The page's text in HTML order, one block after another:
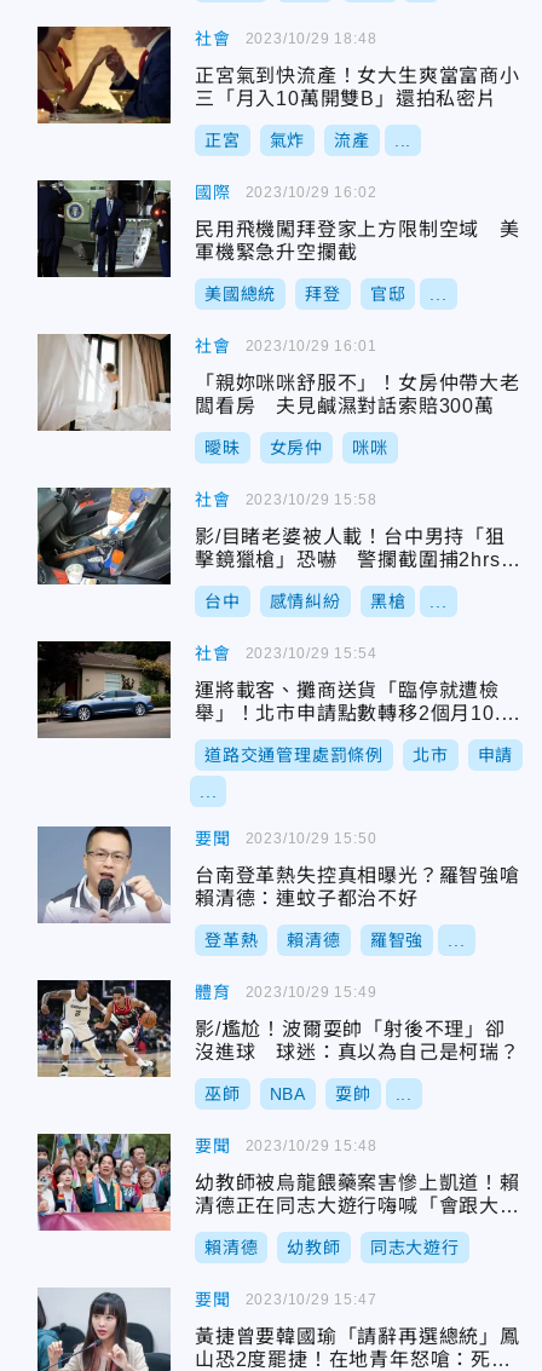
社會
正宮氣到快流產！女大生爽當富商小
三「月入10萬開雙B」還拍私密片
正宮 氣炸 流產
2023/10/29 18:48
國際
民用飛機闖拜登家上方限制空域 美
軍機緊急升空攔截
美國總統 拜登 官邸
2023/10/29 16:02
社會
「親妳咪咪舒服不」！女房仲帶大老
闆看房 夫見鹹濕對話索賠300萬
曖昧 女房仲 咪咪
2023/10/29 16:01
社會
影/目睹老婆被人載！台中男持「狙
擊鏡獵槍」恐嚇 警攔截圍捕2hrs破
案
台中 感情糾紛 黑槍
2023/10/29 15:58
社會
運將載客、攤商送貨「臨停就遭檢
舉」！北市申請點數轉移2個月10.8
萬件
道路交通管理處罰條例 北市 申請
2023/10/29 15:54
要聞
台南登革熱失控真相曝光？羅智強嗆
賴清德：連蚊子都治不好
登革熱 賴清德 羅智強
2023/10/29 15:50
體育
影/尷尬！波爾耍帥「射後不理」卻
沒進球 球迷：真以為自己是柯瑞？
巫師 NBA 耍帥
2023/10/29 15:49
要聞
幼教師被烏龍餵藥案害慘上凱道！賴
清德正在同志大遊行嗨喊「會跟大家
站在一起」
賴清德 幼教師 同志大遊行
2023/10/29 15:48
要聞
黃捷曾要韓國瑜「請辭再選總統」鳳
山恐2度罷捷！在地青年怒嗆：死皮
2023/10/29 15:47